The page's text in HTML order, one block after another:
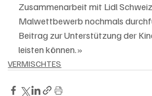
Zusammenarbeit mit Lidl
Malwettbewerb nochmals
Beitrag zur Unterstützung der
leisten können.»
VERMISCHTES